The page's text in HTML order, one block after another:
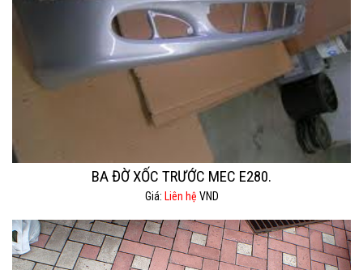
BA ĐỜ XỐC TRƯỚC MEC E280.
Giá: Liên hệ VND